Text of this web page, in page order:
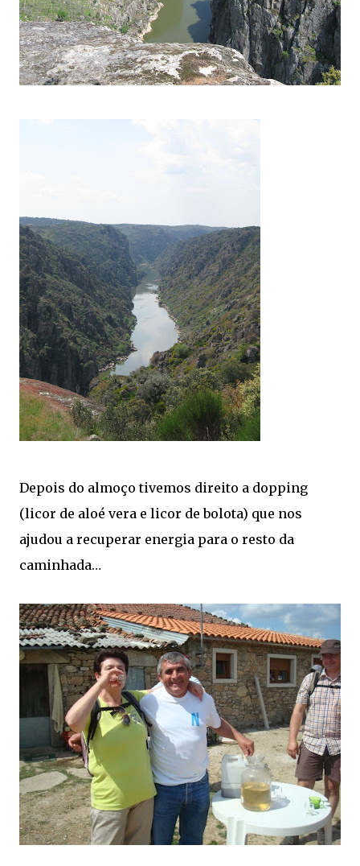
Depois do almoço tivemos direito a dopping
(licor de aloé vera e licor de bolota) que nos
ajudou a recuperar energia para o resto da
caminhada…